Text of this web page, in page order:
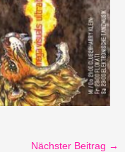
Nächster Beitrag →